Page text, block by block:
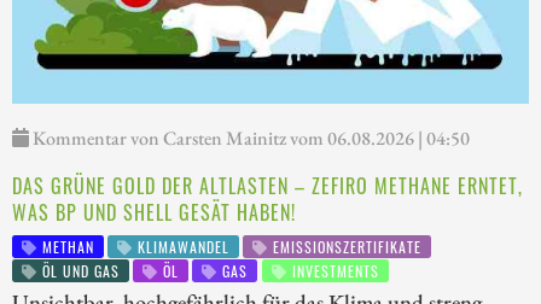
Kommentar von Carsten Mainitz vom 06.08.2026 | 04:50
DAS GRÜNE GOLD DER ALTLASTEN – ZEFIRO METHANE ERNTET,
WAS BP UND SHELL GESÄT HABEN!
METHAN KLIMAWANDEL
EMISSIONSZERTIFIKATE
ÖL UND GAS
ÖL GAS INVESTMENTS